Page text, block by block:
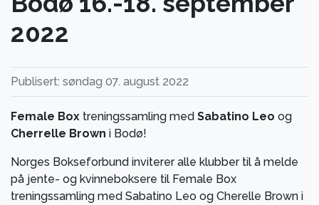
2022
Publisert: søndag 07. august 2022
Female Box treningssamling med Sabatino Leo og
Cherrelle Brown i Bodø!
Norges Bokseforbund inviterer alle klubber til å melde
på jente- og kvinneboksere til Female Box
treningssamling med Sabatino Leo og Cherelle Brown i